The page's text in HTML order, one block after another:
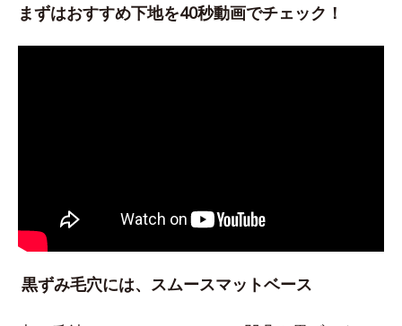
まずはおすすめ下地を40秒動画でチェック！
黒ずみ毛穴には、スムースマットベース